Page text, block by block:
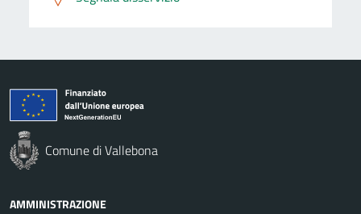
Comune di Vallebona
AMMINISTRAZIONE